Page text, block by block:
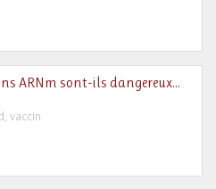
ARNm sont-ils dangereux…
, vaccin